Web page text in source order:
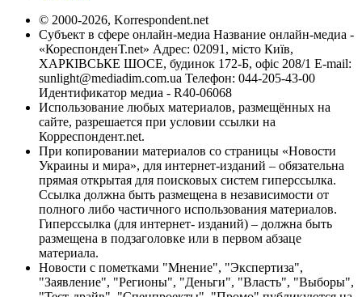
© 2000-2026, Korrespondent.net
Субъект в сфере онлайн-медиа Название онлайн-медиа -
«КореспонденТ.net» Адрес: 02091, місто Київ,
ХАРКІВСЬКЕ ШОСЕ, будинок 172-Б, офіс 208/1 E-mail:
sunlight@mediadim.com.ua Телефон: 044-205-43-00
Идентификатор медиа - R40-06068
Использование любых материалов, размещённых на
сайте, разрешается при условии ссылки на
Корреспондент.net.
При копировании материалов со страницы «Новости
Украины и мира», для интернет-изданий – обязательна
прямая открытая для поисковых систем гиперссылка.
Ссылка должна быть размещена в независимости от
полного либо частичного использования материалов.
Гиперссылка (для интернет- изданий) – должна быть
размещена в подзаголовке или в первом абзаце
материала.
Новости с пометками "Мнение", "Экспертиза",
"Заявление", "Регионы", "Деньги", "Власть", "Выборы",